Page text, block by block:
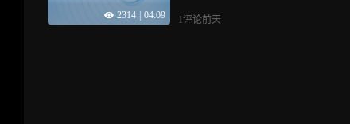
2314 04:09 1评论前天